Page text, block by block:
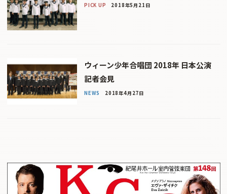
PICK UP 2018年5月21日
ウィーン少年合唱団 2018年 日本公演
記者会見
NEWS 2018年4月27日